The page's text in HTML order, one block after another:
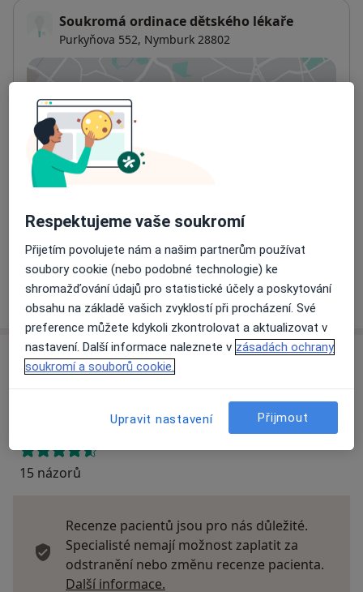
Soukromá ordinace dětského lékaře
Purkyňova 552, Nymburk 28802
Dostupnost
Na této adrese online kalendář není aktivní
Co mám v takové situaci udělat?
Na teto adrese lékař přijímá pacienty na pojišťovnu
Detaily
Víceo adrese
Názory
Přidejte svůj názor
15 názorů
Recenze pacientů jsou pro nás důležité.
Specialisté nemají možnost zaplatit za
odstranění nebo změnu recenze pacienta.
Další informace.
Respektujeme vaše soukromí
Přijetím povolujete nám a našim partnerům používat
soubory cookie (nebo podobné technologie) ke
shromažďování údajů pro statistické účely a poskytování
obsahu na základě vašich zvyklostí při procházení. Své
preference můžete kdykoli zkontrolovat a aktualizovat v
nastavení. Další informace naleznete v zásadách ochrany
soukromí a souborů cookie.
Upravit nastavení Přijmout